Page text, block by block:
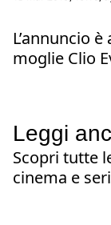
L’annuncio
moglie Clio
Leggi
Scopri tutte
cinema e